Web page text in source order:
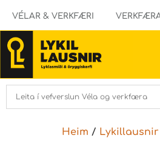
VÉLAR & VERKFÆRI
Heim / Lykillausnir